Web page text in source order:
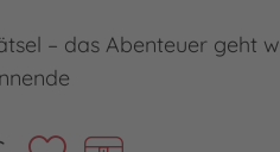
– das Abenteuer geht